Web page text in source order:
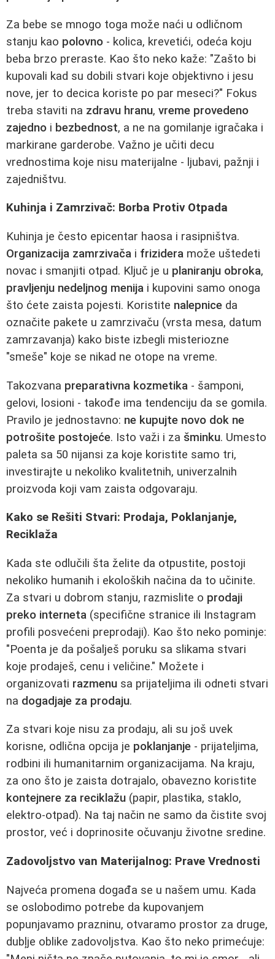
Za bebe se mnogo toga može naći u odličnom
stanju kao polovno - kolica, krevetići, odeća koju
beba brzo preraste. Kao što neko kaže: "Zašto bi
kupovali kad su dobili stvari koje objektivno i jesu
nove, jer to decica koriste po par meseci?" Fokus
treba staviti na zdravu hranu, vreme provedeno
zajedno i bezbednost, a ne na gomilanje igračaka i
markirane garderobe. Važno je učiti decu
vrednostima koje nisu materijalne - ljubavi, pažnji i
zajedništvu.
Kuhinja i Zamrzivač: Borba Protiv Otpada
Kuhinja je često epicentar haosa i rasipništva.
Organizacija zamrzivača i frizidera može uštedeti
novac i smanjiti otpad. Ključ je u planiranju obroka,
pravljenju nedeljnog menija i kupovini samo onoga
što ćete zaista pojesti. Koristite nalepnice da
označite pakete u zamrzivaču (vrsta mesa, datum
zamrzavanja) kako biste izbegli misteriozne
"smeše" koje se nikad ne otope na vreme.
Takozvana preparativna kozmetika - šamponi,
gelovi, losioni - takođe ima tendenciju da se gomila.
Pravilo je jednostavno: ne kupujte novo dok ne
potrošite postojeće. Isto važi i za šminku. Umesto
paleta sa 50 nijansi za koje koristite samo tri,
investirajte u nekoliko kvalitetnih, univerzalnih
proizvoda koji vam zaista odgovaraju.
Kako se Rešiti Stvari: Prodaja, Poklanjanje,
Reciklaža
Kada ste odlučili šta želite da otpustite, postoji
nekoliko humanih i ekoloških načina da to učinite.
Za stvari u dobrom stanju, razmislite o prodaji
preko interneta (specifične stranice ili Instagram
profili posvećeni preprodaji). Kao što neko pominje:
"Poenta je da pošalješ poruku sa slikama stvari
koje prodaješ, cenu i veličine." Možete i
organizovati razmenu sa prijateljima ili odneti stvari
na dogadjaje za prodaju.
Za stvari koje nisu za prodaju, ali su još uvek
korisne, odlična opcija je poklanjanje - prijateljima,
rodbini ili humanitarnim organizacijama. Na kraju,
za ono što je zaista dotrajalo, obavezno koristite
kontejnere za reciklažu (papir, plastika, staklo,
elektro-otpad). Na taj način ne samo da čistite svoj
prostor, već i doprinosite očuvanju životne sredine.
Zadovoljstvo van Materijalnog: Prave Vrednosti
Najveća promena događa se u našem umu. Kada
se oslobodimo potrebe da kupovanjem
popunjavamo prazninu, otvaramo prostor za druge,
dubļje oblike zadovoljstva. Kao što neko primećuje: